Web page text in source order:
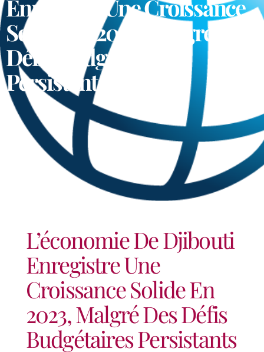
Enregistre Une Croissance
Solide En 2023, Malgré Des
Défis Budgétaires
Persistants
L’économie De Djibouti
Enregistre Une
Croissance Solide En
2023, Malgré Des Défis
Budgétaires Persistants